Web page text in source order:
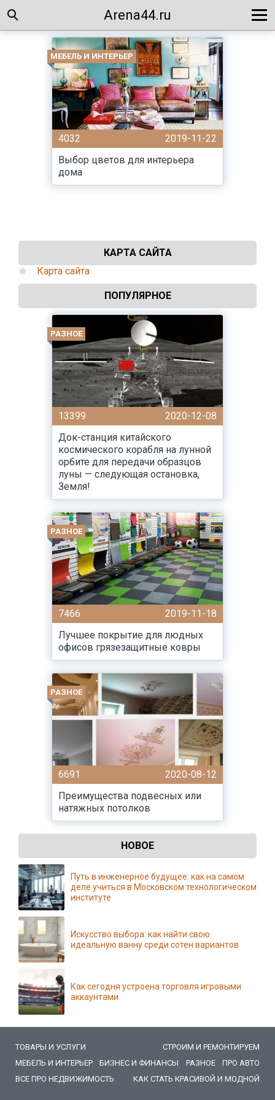
Arena44.ru
МЕБЕЛЬ И ИНТЕРЬЕР
4032
2019-11-22
Выбор цветов для интерьера
дома
КАРТА САЙТА
Карта сайта
ПОПУЛЯРНОЕ
РАЗНОЕ
13399
2020-12-08
Док-станция китайского
космического корабля на лунной
орбите для передачи образцов
луны — следующая остановка,
Земля!
РАЗНОЕ
7466
2019-11-18
Лучшее покрытие для людных
офисов грязезащитные ковры
РАЗНОЕ
6691
2020-08-12
Преимущества подвесных или
натяжных потолков
НОВОЕ
Путь в инженерное будущее: как на самом
деле учиться в Московском технологическом
институте
Искусство выбора: как найти свою
идеальную ванну среди сотен вариантов
Как сегодня устроена торговля игровыми
аккаунтами
ТОВАРЫ И УСЛУГИ
СТРОИМ И РЕМОНТИРУЕМ
МЕБЕЛЬ И ИНТЕРЬЕР
БИЗНЕС И ФИНАНСЫ РАЗНОЕ
ПРО АВТО
ВСЕ ПРО НЕДВИЖИМОСТЬ
КАК СТАТЬ КРАСИВОЙ И МОДНОЙ